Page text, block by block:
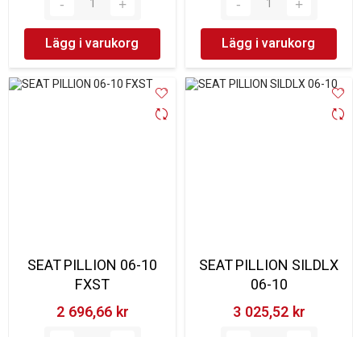
Lägg i varukorg Lägg i varukorg
SEAT PILLION 06-10
FXST
2 696,66 kr‎
SEAT PILLION SILDLX
06-10
3 025,52 kr‎